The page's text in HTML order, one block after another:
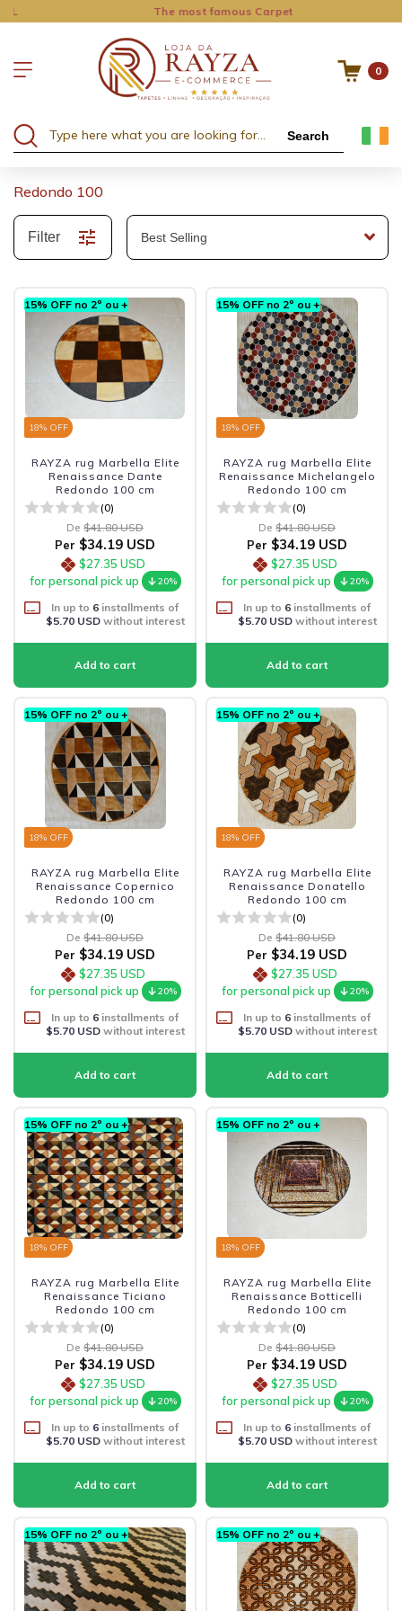
The most famous Carpet
0
Search
Redondo 100
Filter
15% OFF no 2º ou +
18% OFF
RAYZA rug Marbella Elite
Renaissance Dante
Redondo 100 cm
(0)
De $41.80 USD
Per $34.19 USD
$27.35 USD
for personal pick up
20%
In up to 6 installments of
$5.70 USDwithout interest
15% OFF no 2º ou +
18% OFF
RAYZA rug Marbella Elite
Renaissance Michelangelo
Redondo 100 cm
(0)
De $41.80 USD
Per $34.19 USD
$27.35 USD
for personal pick up
20%
In up to 6 installments of
$5.70 USDwithout interest
15% OFF no 2º ou +
18% OFF
RAYZA rug Marbella Elite
Renaissance Copernico
Redondo 100 cm
(0)
De $41.80 USD
Per $34.19 USD
$27.35 USD
for personal pick up
20%
In up to 6 installments of
$5.70 USDwithout interest
15% OFF no 2º ou +
18% OFF
RAYZA rug Marbella Elite
Renaissance Donatello
Redondo 100 cm
(0)
De $41.80 USD
Per $34.19 USD
$27.35 USD
for personal pick up
20%
In up to 6 installments of
$5.70 USDwithout interest
15% OFF no 2º ou +
18% OFF
RAYZA rug Marbella Elite
Renaissance Ticiano
Redondo 100 cm
(0)
De $41.80 USD
Per $34.19 USD
$27.35 USD
for personal pick up
20%
In up to 6 installments of
$5.70 USDwithout interest
15% OFF no 2º ou +
18% OFF
RAYZA rug Marbella Elite
Renaissance Botticelli
Redondo 100 cm
(0)
De $41.80 USD
Per $34.19 USD
$27.35 USD
for personal pick up
20%
In up to 6 installments of
$5.70 USDwithout interest
15% OFF no 2º ou + 15% OFF no 2º ou +